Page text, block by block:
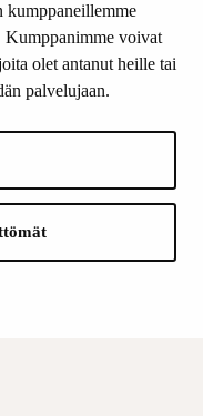
kumppaneillemme
Kumppanimme voivat
olet antanut heille tai
palvelujaan.